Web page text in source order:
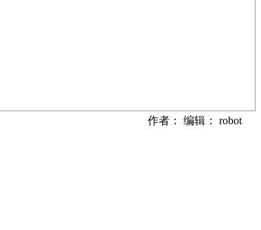
作者： 编辑： robot